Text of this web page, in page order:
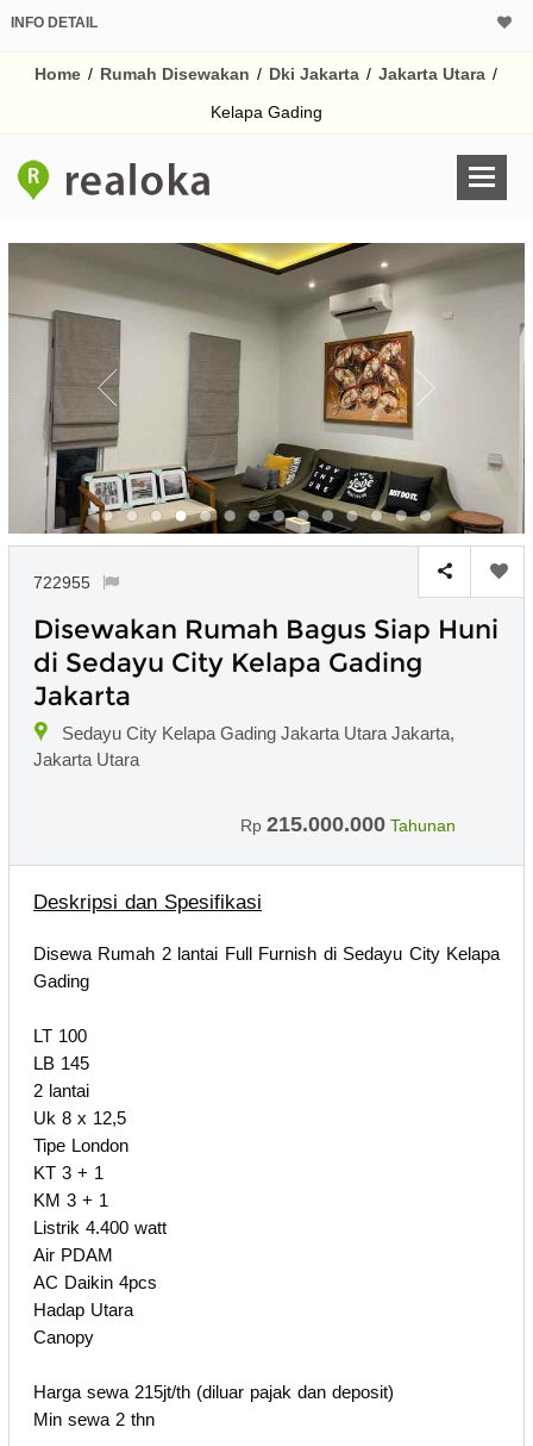
INFO DETAIL
Home / Rumah Disewakan / Dki Jakarta / Jakarta Utara /
Kelapa Gading
722955
Disewakan Rumah Bagus Siap Huni
di Sedayu City Kelapa Gading
Jakarta
Sedayu City Kelapa Gading Jakarta Utara Jakarta,
Jakarta Utara
Rp 215.000.000 Tahunan
Deskripsi dan Spesifikasi
Disewa Rumah 2 lantai Full Furnish di Sedayu City Kelapa
Gading
LT 100
LB 145
2 lantai
Uk 8 x 12,5
Tipe London
KT 3 + 1
KM 3 + 1
Listrik 4.400 watt
Air PDAM
AC Daikin 4pcs
Hadap Utara
Canopy
Harga sewa 215jt/th (diluar pajak dan deposit)
Min sewa 2 thn